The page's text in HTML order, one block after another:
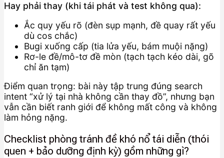
Hay phải thay (khi tái phát và test không qua):
Ắc quy yếu rõ (đèn sụp mạnh, đề quay rất yếu
dù cos chắc)
Bugi xuống cấp (tia lửa yếu, bám muội nặng)
Rơ-le đề/mô-tơ đề mòn (tạch tạch kéo dài, gõ
chỉ ăn tạm)
Điểm quan trọng: bài này tập trung đúng search
intent “xử lý tại nhà không cần thay đồ”, nhưng bạn
vẫn cần biết ranh giới để không mất công và không
làm hỏng nặng.
Checklist phòng tránh đề khó nổ tái diễn (thói
quen + bảo dưỡng định kỳ) gồm những gì?